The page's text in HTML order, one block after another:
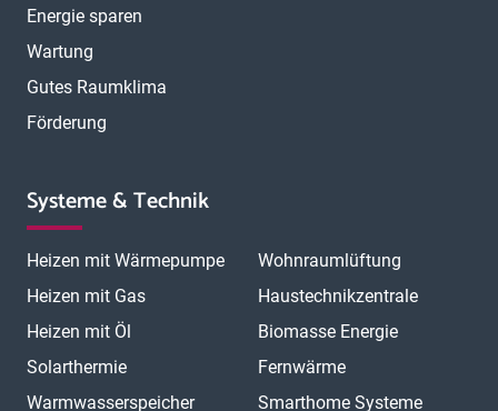
Energie sparen
Wartung
Gutes Raumklima
Förderung
Systeme & Technik
Heizen mit Wärmepumpe
Heizen mit Gas
Heizen mit Öl
Solarthermie
Warmwasserspeicher
Wohnraumlüftung
Haustechnikzentrale
Biomasse Energie
Fernwärme
Smarthome Systeme